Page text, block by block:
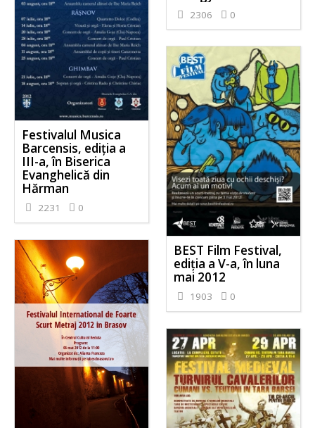
2306 0
Festivalul Musica
Barcensis, ediţia a
III-a, în Biserica
Evanghelică din
Hărman
2231 0
BEST Film Festival,
ediţia a V-a, în luna
mai 2012
1903 0